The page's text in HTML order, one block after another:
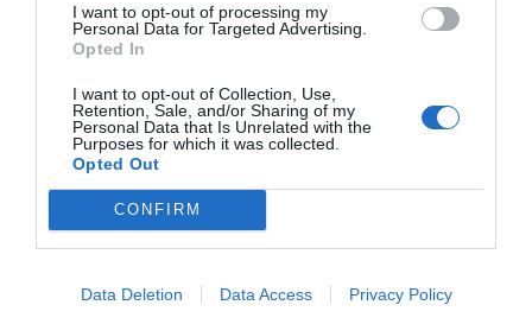
I want to opt-out of processing my
Personal Data for Targeted Advertising.
Opted In
I want to opt-out of Collection, Use,
Retention, Sale, and/or Sharing of my
Personal Data that Is Unrelated with the
Purposes for which it was collected.
Opted Out
CONFIRM
Data Deletion Data Access Privacy Policy
Enormes minucias